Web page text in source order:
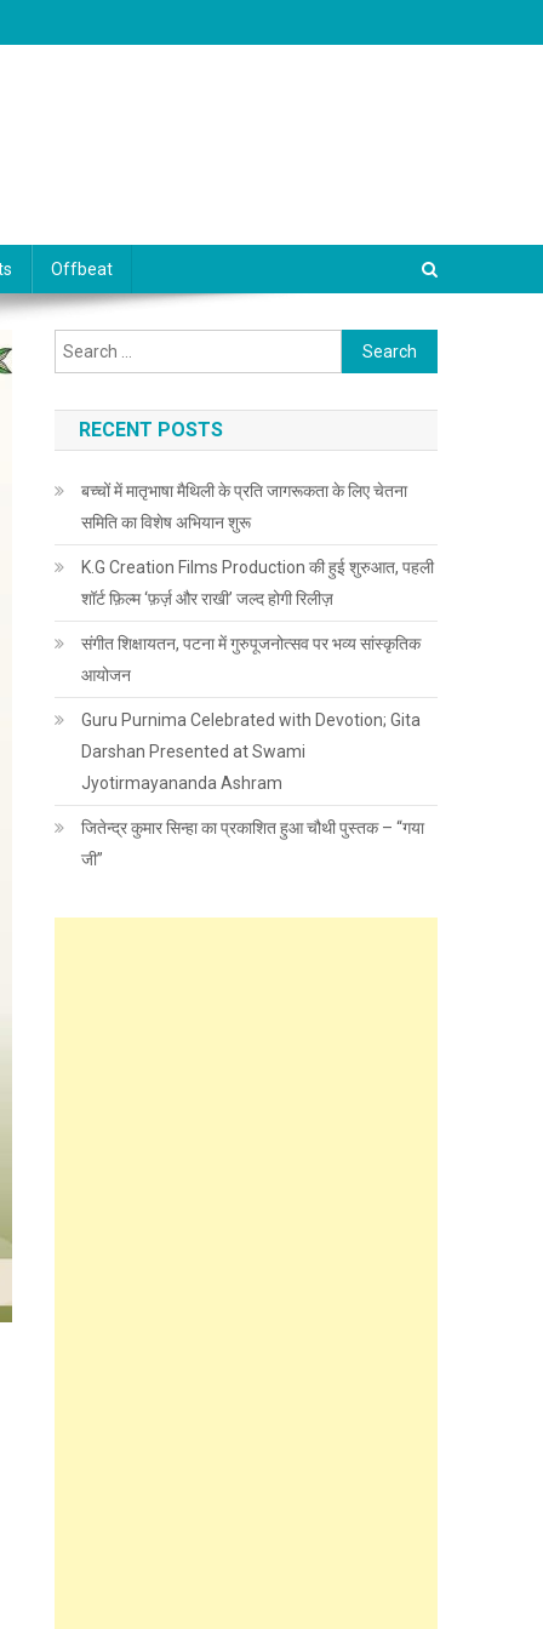
Offbeat
Search for:
RECENT POSTS
बच्चों में मातृभाषा मैथिली के प्रति जागरूकता के लिए चेतना
समिति का विशेष अभियान शुरू
K.G Creation Films Production की हुई शुरुआत, पहली
शॉर्ट फ़िल्म ‘फ़र्ज़ और राखी’ जल्द होगी रिलीज़
संगीत शिक्षायतन, पटना में गुरुपूजनोत्सव पर भव्य सांस्कृतिक
आयोजन
Guru Purnima Celebrated with Devotion; Gita
Darshan Presented at Swami
Jyotirmayananda Ashram
जितेन्द्र कुमार सिन्हा का प्रकाशित हुआ चौथी पुस्तक – “गया
जी”